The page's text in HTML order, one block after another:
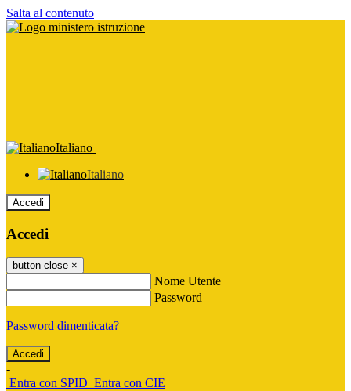
Salta al contenuto
Italiano
Italiano
Accedi
Accedi
button close ×
Nome Utente
Password
Password dimenticata?
-
Entra con SPID Entra con CIE